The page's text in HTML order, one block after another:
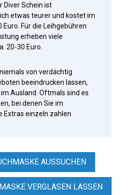
Diver Schein ist
etwas teurer und kostet im
Für die Leihgebühren
erheben viele
20-30 Euro.
von verdächtig
beeindrucken lassen,
Ausland. Oftmals sind es
bei denen Sie im
Extras einzeln zahlen
AUSSUCHEN
VERGLASEN LASSEN